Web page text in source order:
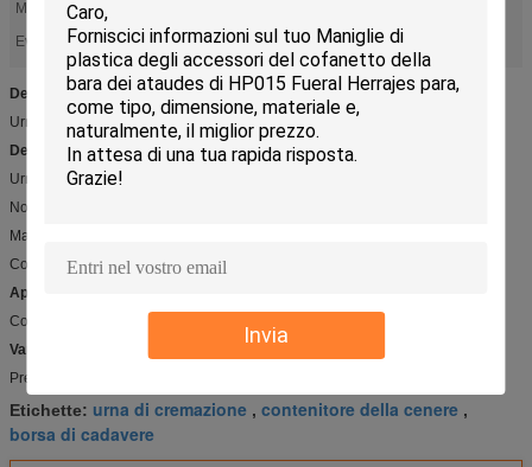
Invia
Materiale:
Evidenziare:
borsa di cadavere,urna di cremazione
Dettaglio rapido:
Urna d'acciaio 02 di placcatura per la cremazione, contenitore della cenere
Descrizione:
Urna d'acciaio 02 per il funerale
No. del modello: Urna 02
Materiale: Acciaio
Colore: blu brillante, rosso brillante, verde brillante ed altri colori
Applicazioni:
Contenitore della cenere
Vantaggio competitivo:
Prezzo competitivo e di alta qualità
Etichette: urna di cremazione , contenitore della cenere ,
borsa di cadavere